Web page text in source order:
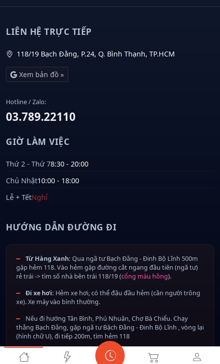
LIÊN HỆ TRỰC TIẾP
118/19 Bạch Đằng, P.24, Q. Bình Thạnh, TP.HCM
Xem bản đồ »
Hotline / Zalo:
03.789.22110
GIỜ LÀM VIỆC
Thứ 2 - Thứ 78:30 - 20:00
Chủ Nhật10:00 - 18:00
Lễ + TếtNghỉ
HƯỚNG DẪN ĐƯỜNG ĐI
Từ Hàng Xanh: Qua ngã tư Bạch Đằng - Đinh Bộ Lĩnh 500m
gặp hẻm 118. Vào hẻm gặp đường cắt ngang đầu tiên (ngã tư)
rẻ trái -> tìm số nhà bên trái 118/19 (cổng màu hồng).
Đi xe hơi: Hẻm xe hơi, có thể đậu đầu hẻm (cần người trông
xe). Xe máy vào bình thường.
Nếu đi hướng Tân Bình, Phú Nhuận, Chợ Bà Chiểu. Chạy
thẳng Bạch Đằng, gặp ngã tư Bặch Đằng - Đinh Bộ Lĩnh , vòng lại
(hình chữ U), đi tiếp 200m, tìm hẻm 118